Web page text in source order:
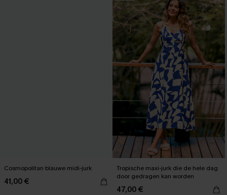
Cosmopolitan blauwe midi-jurk
41,00 €
Tropische maxi-jurk die de hele dag
door gedragen kan worden
47,00 €